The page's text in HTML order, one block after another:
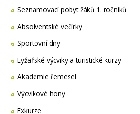
Seznamovací pobyt žáků 1. ročníků
Absolventské večírky
Sportovní dny
Lyžařské výcviky a turistické kurzy
Akademie řemesel
Výcvikové hony
Exkurze